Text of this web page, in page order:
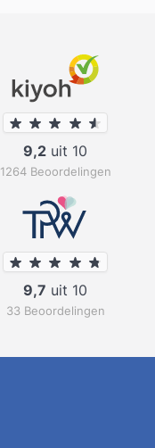
9,2 uit 10
1264 Beoordelingen
9,7 uit 10
33 Beoordelingen